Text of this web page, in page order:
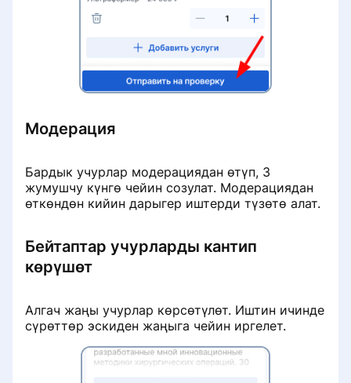
Модерация
Бардык учурлар модерациядан өтүп, 3
жумушчу күнгө чейин созулат. Модерациядан
өткөндөн кийин дарыгер иштерди түзөтө алат.
Бейтаптар учурларды кантип
көрүшөт
Алгач жаңы учурлар көрсөтүлөт. Иштин ичинде
сүрөттөр эскиден жаңыга чейин иргелет.